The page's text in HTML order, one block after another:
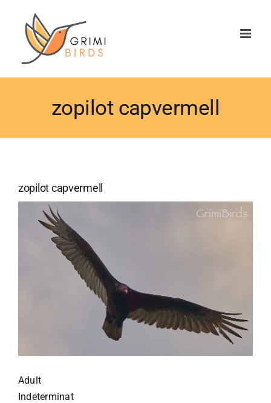
contenido
zopilot capvermell
zopilot capvermell
Adult
Indeterminat